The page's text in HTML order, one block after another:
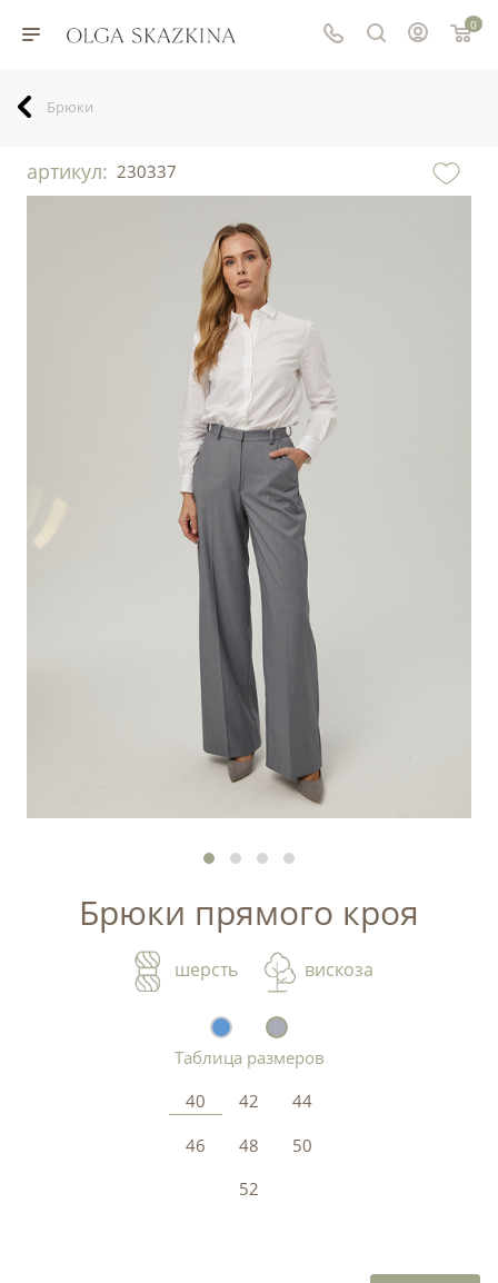
0
Брюки
артикул: 230337
Брюки прямого кроя
шерсть вискоза
Таблица размеров
40
42
44
46
48
50
52